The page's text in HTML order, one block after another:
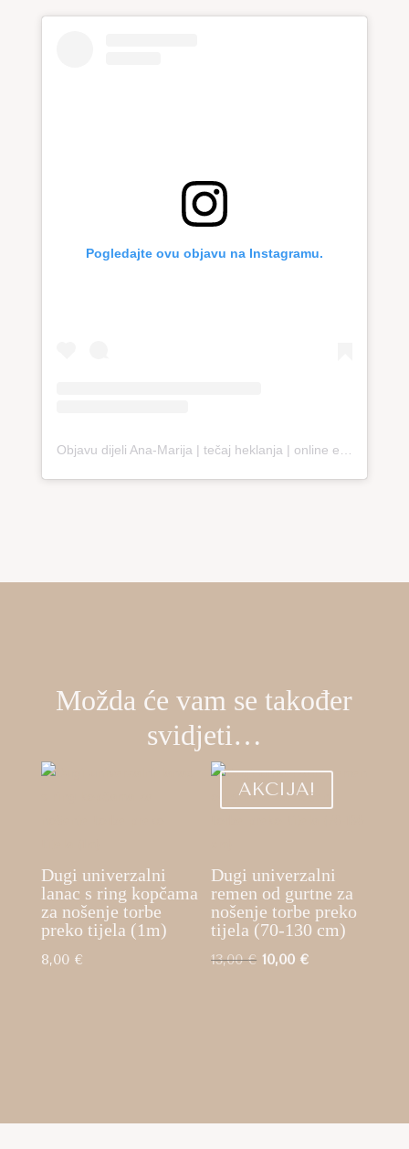
Pogledajte ovu objavu na Instagramu.
Možda će vam se također
svidjeti…
Dugi univerzalni
lanac s ring kopčama
za nošenje torbe
preko tijela (1m)
8,00 €
AKCIJA!
Dugi univerzalni
remen od gurtne za
nošenje torbe preko
tijela (70-130 cm)
13,00€ Izvorna
10,00€Trenutna